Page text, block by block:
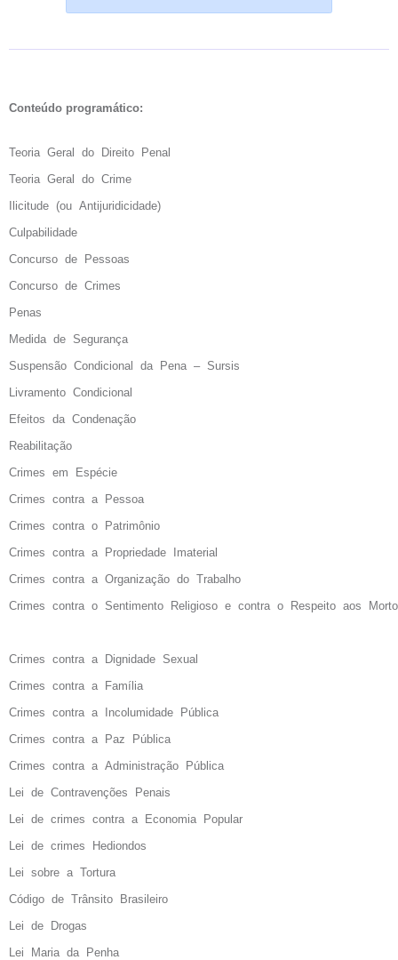
Conteúdo programático:
Teoria Geral do Direito Penal
Teoria Geral do Crime
Ilicitude (ou Antijuridicidade)
Culpabilidade
Concurso de Pessoas
Concurso de Crimes
Penas
Medida de Segurança
Suspensão Condicional da Pena – Sursis
Livramento Condicional
Efeitos da Condenação
Reabilitação
Crimes em Espécie
Crimes contra a Pessoa
Crimes contra o Patrimônio
Crimes contra a Propriedade Imaterial
Crimes contra a Organização do Trabalho
Crimes contra o Sentimento Religioso e contra o Respeito aos
Crimes contra a Dignidade Sexual
Crimes contra a Família
Crimes contra a Incolumidade Pública
Crimes contra a Paz Pública
Crimes contra a Administração Pública
Lei de Contravenções Penais
Lei de crimes contra a Economia Popular
Lei de crimes Hediondos
Lei sobre a Tortura
Código de Trânsito Brasileiro
Lei de Drogas
Lei Maria da Penha